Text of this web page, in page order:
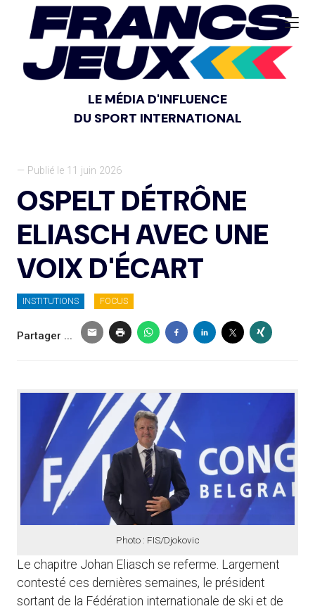
LE MÉDIA D'INFLUENCE
DU SPORT INTERNATIONAL
— Publié le 11 juin 2026
OSPELT DÉTRÔNE
ELIASCH AVEC UNE
VOIX D'ÉCART
INSTITUTIONS FOCUS
Partager ...
Photo : FIS/Djokovic
Le chapitre Johan Eliasch se referme. Largement
contesté ces dernières semaines, le président
sortant de la Fédération internationale de ski et de